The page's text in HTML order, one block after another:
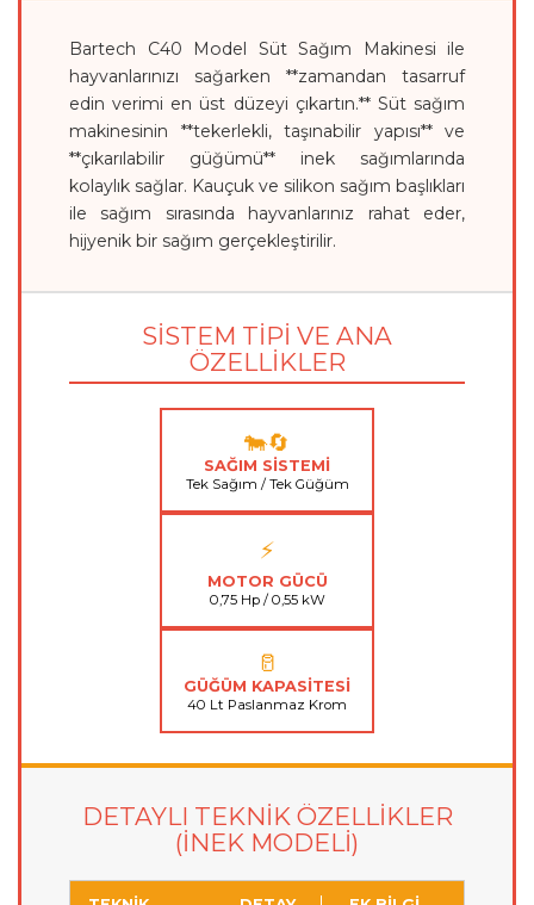
Bartech C40 Model Süt Sağım Makinesi ile
hayvanlarınızı sağarken **zamandan tasarruf
edin verimi en üst düzeyi çıkartın.** Süt sağım
makinesinin **tekerlekli, taşınabilir yapısı** ve
**çıkarılabilir güğümü** inek sağımlarında
kolaylık sağlar. Kauçuk ve silikon sağım başlıkları
ile sağım sırasında hayvanlarınız rahat eder,
hijyenik bir sağım gerçekleştirilir.
SİSTEM TİPİ VE ANA
ÖZELLİKLER
🐄🔄
SAĞIM SİSTEMİ
Tek Sağım / Tek Güğüm
⚡
MOTOR GÜCÜ
0,75 Hp / 0,55 kW
🥛
GÜĞÜM KAPASİTESİ
40 Lt Paslanmaz Krom
DETAYLI TEKNİK ÖZELLİKLER
(İNEK MODELİ)